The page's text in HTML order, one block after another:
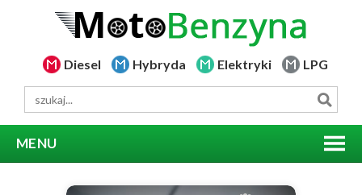
Diesel Hybryda Elektryki LPG
MENU